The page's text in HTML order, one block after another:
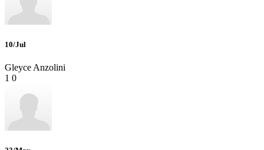
10/Jul
Gleyce Anzolini
1 0